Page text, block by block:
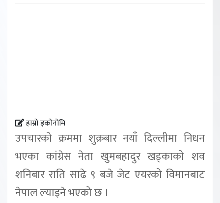
हाम्रो इकोनोमि
उपचारको क्रममा शुक्रबार नयाँ दिल्लीमा निधन
भएका कांग्रेस नेता खुमबहादुर खड्काको शव
शनिबार राति साढे ९ बजे जेट एयरको विमानबाट
नेपाल ल्याइने भएको छ ।